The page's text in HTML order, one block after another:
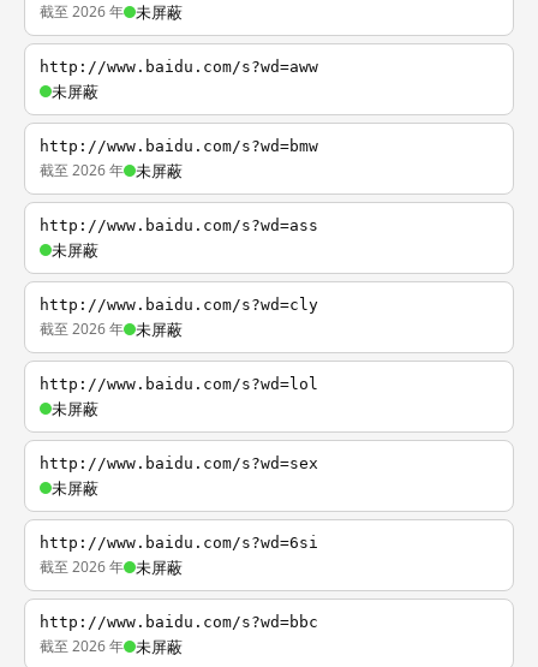
截至 2026 年 未屏蔽
http://www.baidu.com/s?wd=aww
未屏蔽
http://www.baidu.com/s?wd=bmw
截至 2026 年 未屏蔽
http://www.baidu.com/s?wd=ass
未屏蔽
http://www.baidu.com/s?wd=cly
截至 2026 年 未屏蔽
http://www.baidu.com/s?wd=lol
未屏蔽
http://www.baidu.com/s?wd=sex
未屏蔽
http://www.baidu.com/s?wd=6si
截至 2026 年 未屏蔽
http://www.baidu.com/s?wd=bbc
截至 2026 年 未屏蔽